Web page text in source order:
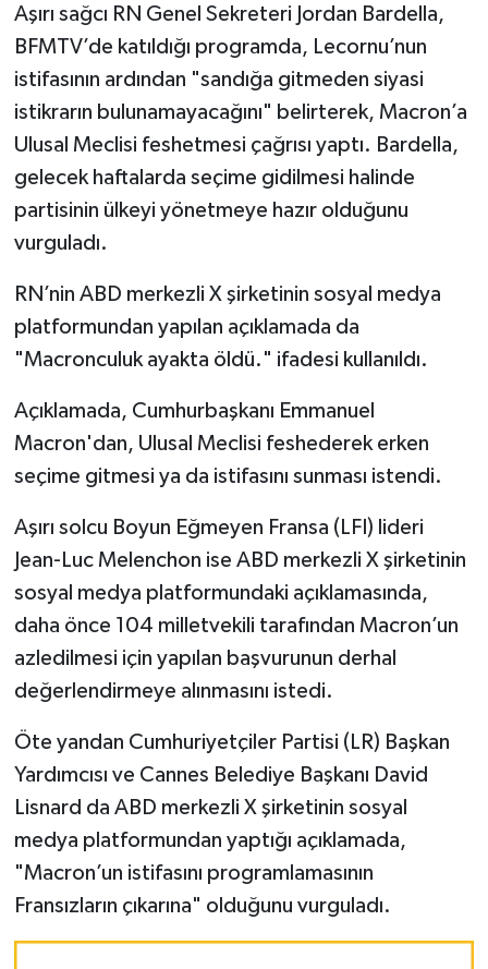
Aşırı sağcı RN Genel Sekreteri Jordan Bardella,
BFMTV’de katıldığı programda, Lecornu’nun
istifasının ardından "sandığa gitmeden siyasi
istikrarın bulunamayacağını" belirterek, Macron’a
Ulusal Meclisi feshetmesi çağrısı yaptı. Bardella,
gelecek haftalarda seçime gidilmesi halinde
partisinin ülkeyi yönetmeye hazır olduğunu
vurguladı.
RN’nin ABD merkezli X şirketinin sosyal medya
platformundan yapılan açıklamada da
"Macronculuk ayakta öldü." ifadesi kullanıldı.
Açıklamada, Cumhurbaşkanı Emmanuel
Macron'dan, Ulusal Meclisi feshederek erken
seçime gitmesi ya da istifasını sunması istendi.
Aşırı solcu Boyun Eğmeyen Fransa (LFI) lideri
Jean-Luc Melenchon ise ABD merkezli X şirketinin
sosyal medya platformundaki açıklamasında,
daha önce 104 milletvekili tarafından Macron’un
azledilmesi için yapılan başvurunun derhal
değerlendirmeye alınmasını istedi.
Öte yandan Cumhuriyetçiler Partisi (LR) Başkan
Yardımcısı ve Cannes Belediye Başkanı David
Lisnard da ABD merkezli X şirketinin sosyal
medya platformundan yaptığı açıklamada,
"Macron’un istifasını programlamasının
Fransızların çıkarına" olduğunu vurguladı.